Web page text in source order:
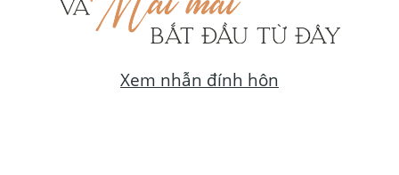
Xem nhẫn đính hôn